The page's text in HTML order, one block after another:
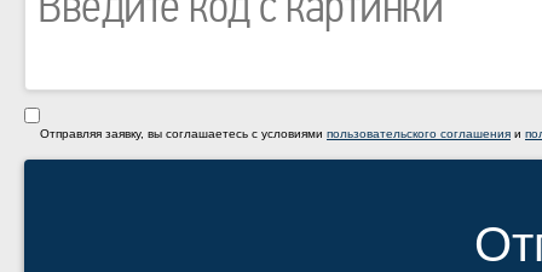
Отправляя заявку, вы соглашаетесь с условиями пользовательского соглашения и